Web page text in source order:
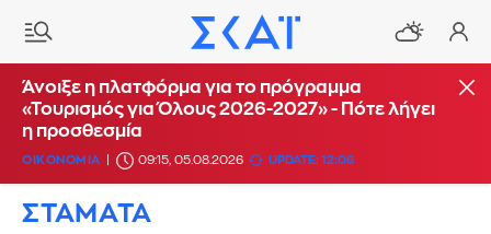
Άνοιξε η πλατφόρμα για το πρόγραμμα
«Τουρισμός για Όλους 2026-2027» - Πότε λήγει
η προσθεσμία
ΟΙΚΟΝΟΜΙΑ 09:15, 05.08.2026 UPDATE: 12:06
ΣΤΑΜΑΤΑ